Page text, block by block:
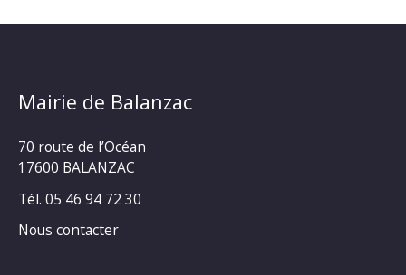
Mairie de Balanzac
70 route de l’Océan
17600 BALANZAC
Tél. 05 46 94 72 30
Nous contacter